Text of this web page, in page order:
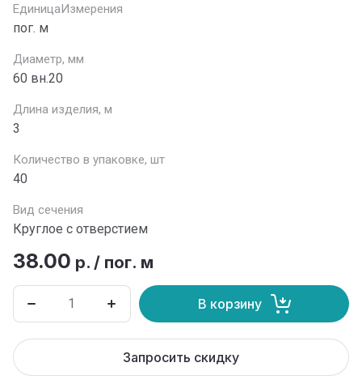
ЕдиницаИзмерения
пог. м
Диаметр, мм
60 вн.20
Длина изделия, м
3
Количество в упаковке, шт
40
Вид сечения
Круглое с отверстием
38.00 р. / пог. м
В корзину
Запросить скидку